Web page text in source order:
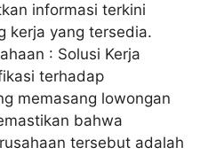
informasi terkini
kerja yang tersedia.
: Solusi Kerja
terhadap
memasang lowongan
bahwa
tersebut adalah